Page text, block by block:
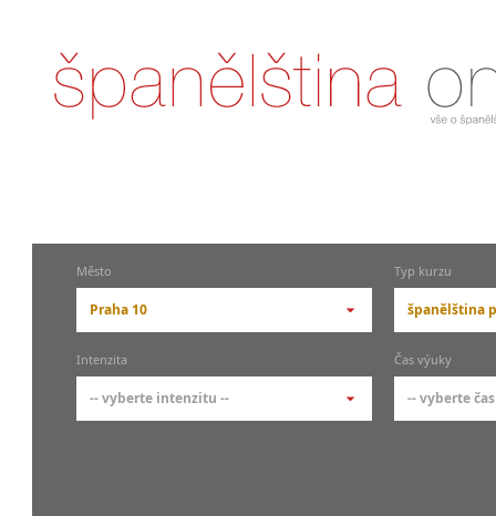
Město
Praha 10
-- vyberte město --
pražské městské části
Typ kurzu
španělština
-- vyberte
Intenzita
-- vyberte intenzitu --
Čas výuky
-- vyberte